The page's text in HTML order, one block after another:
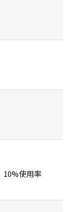
10%使用率